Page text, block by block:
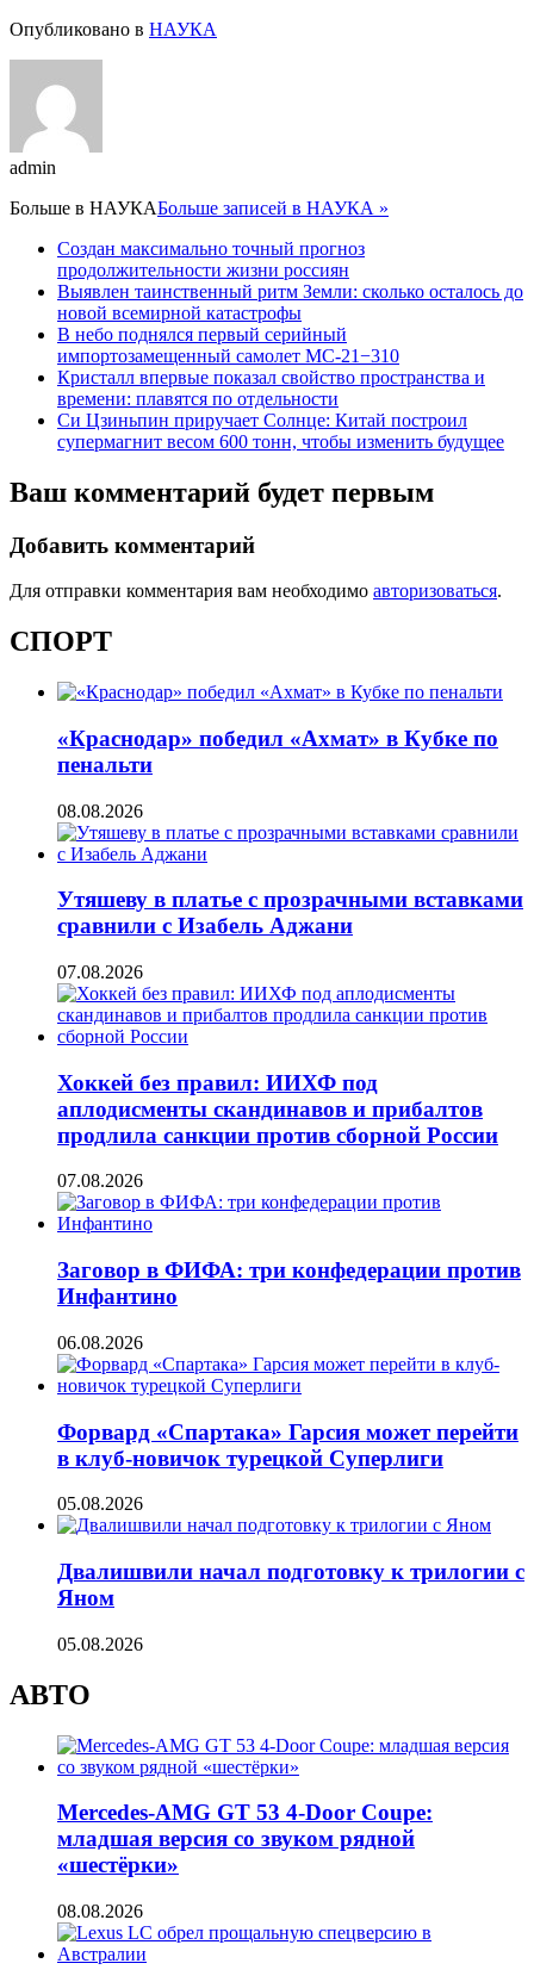
Опубликовано в НАУКА
admin
Больше в НАУКАБольше записей в НАУКА »
Создан максимально точный прогноз
продолжительности жизни россиян
Выявлен таинственный ритм Земли: сколько осталось до
новой всемирной катастрофы
В небо поднялся первый серийный
импортозамещенный самолет МС-21−310
Кристалл впервые показал свойство пространства и
времени: плавятся по отдельности
Си Цзиньпин приручает Солнце: Китай построил
супермагнит весом 600 тонн, чтобы изменить будущее
Ваш комментарий будет первым
Добавить комментарий
Для отправки комментария вам необходимо авторизоваться.
СПОРТ
«Краснодар» победил «Ахмат» в Кубке по
пенальти
08.08.2026
Утяшеву в платье с прозрачными вставками
сравнили с Изабель Аджани
07.08.2026
Хоккей без правил: ИИХФ под
аплодисменты скандинавов и прибалтов
продлила санкции против сборной России
07.08.2026
Заговор в ФИФА: три конфедерации против
Инфантино
06.08.2026
Форвард «Спартака» Гарсия может перейти
в клуб-новичок турецкой Суперлиги
05.08.2026
Двалишвили начал подготовку к трилогии с
Яном
05.08.2026
АВТО
Mercedes-AMG GT 53 4-Door Coupe:
младшая версия со звуком рядной
«шестёрки»
08.08.2026